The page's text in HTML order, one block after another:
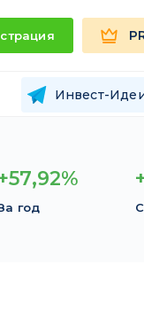
Инвест-
год